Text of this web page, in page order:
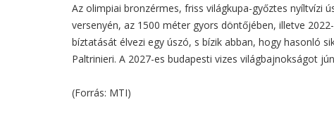
Az olimpiai bronzérmes, friss világkupa-győztes nyíltvízi
versenyén, az 1500 méter gyors döntőjében, illetve
bíztatását élvezi egy úszó, s bízik abban, hogy hasonló
Paltrinieri. A 2027-es budapesti vizes világbajnokságot
(Forrás: MTI)